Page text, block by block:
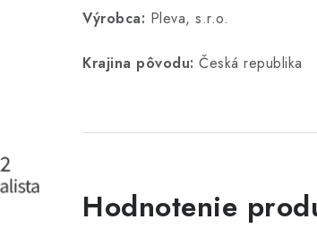
Výrobca: Pleva, s.r.o.
Krajina pôvodu: Česká republika
Hodnotenie